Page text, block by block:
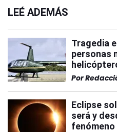
LEÉ ADEMÁS
Tragedia
personas
Por
Eclipse
será y